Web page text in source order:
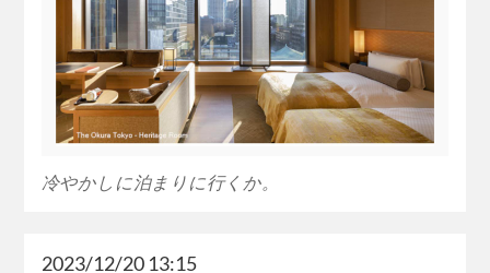
冷やかしに泊まりに行くか。
2023/12/20 13:15